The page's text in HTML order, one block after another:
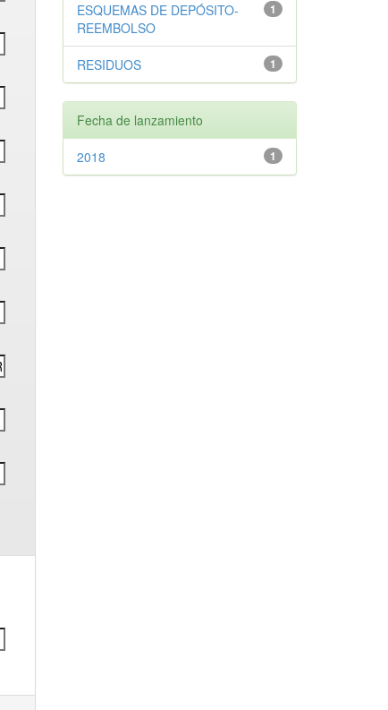
1
ESQUEMAS DE DEPÓSITO-
REEMBOLSO
1
RESIDUOS
Fecha de lanzamiento
1
2018